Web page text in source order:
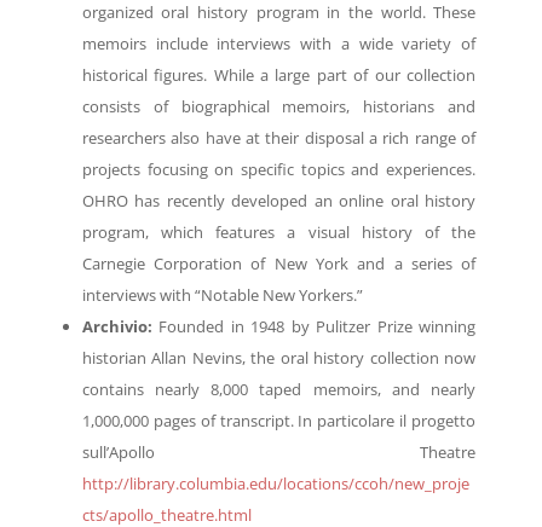
organized oral history program in the world. These
memoirs include interviews with a wide variety of
historical figures. While a large part of our collection
consists of biographical memoirs, historians and
researchers also have at their disposal a rich range of
projects focusing on specific topics and experiences.
OHRO has recently developed an online oral history
program, which features a visual history of the
Carnegie Corporation of New York and a series of
interviews with “Notable New Yorkers.”
Archivio: Founded in 1948 by Pulitzer Prize winning
historian Allan Nevins, the oral history collection now
contains nearly 8,000 taped memoirs, and nearly
1,000,000 pages of transcript. In particolare il progetto
sull’Apollo Theatre
http://library.columbia.edu/locations/ccoh/new_proje
cts/apollo_theatre.html